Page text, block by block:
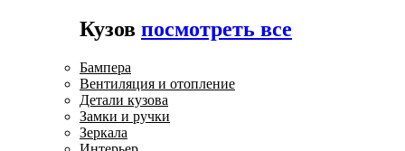
Кузов посмотреть все
Бампера
Вентиляция и отопление
Детали кузова
Замки и ручки
Зеркала